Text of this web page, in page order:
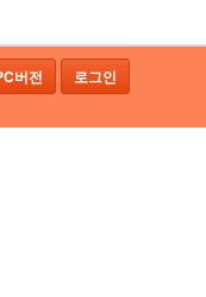
버전 로그인